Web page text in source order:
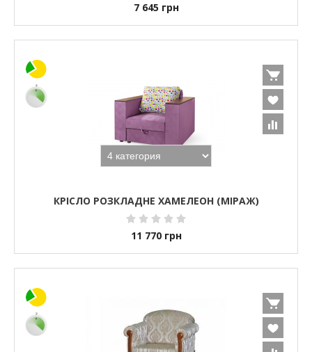
7 645 грн
КРІСЛО РОЗКЛАДНЕ ХАМЕЛЕОН (МІРАЖ)
11 770 грн